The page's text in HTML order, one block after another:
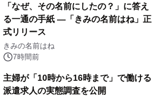
「なぜ、その名前にしたの？」に答え
る一通の手紙 ―「きみの名前はね」正
式リリース
きみの名前はね
7時間前
主婦が「10時から16時まで」で働ける
派遣求人の実態調査を公開